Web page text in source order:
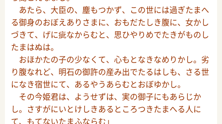
あたら、大臣の、塵もつかず、この世には過ぎたまへ
る御身のおぼえありさまに、おもだたしき腹に、女かし
づきて、げに疵なからむと、思ひやりめでたきがものし
たまはぬは。
おほかたの子の少なくて、心もとなきなめりかし。劣
り腹なれど、明石の御許の産み出でたるはしも、さる世
になき宿世にて、あるやうあらむとおぼゆかし。
その今姫君は、ようせずは、実の御子にもあらじか
し。さすがにいとけしきあるところつきたまへる人に
て、もてないたまふならむ」